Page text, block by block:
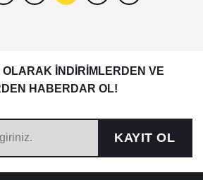
İNDİRİMLERDEN VE
HABERDAR OL!
KAYIT OL